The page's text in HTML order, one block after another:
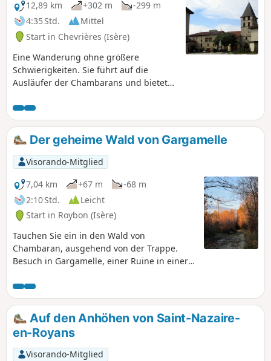
12,89 km +302 m
-299 m
4:35 Std.
Mittel
Start in Chevrières (Isère)
Eine Wanderung ohne größere
Schwierigkeiten. Sie führt auf die
Ausläufer der Chambarans und bietet
den Vercors und einige auf die
Chartreuse. Die Wege sind entweder
breite Schotterwege oder kleine
asphaltierte Straßen.
Der geheime Wald von Gargamelle
Visorando-Mitglied
7,04 km
+67 m
-68 m
2:10 Std.
Leicht
Start in Roybon (Isère)
Tauchen Sie ein in den Wald von
Chambaran, ausgehend von der Trappe.
Besuch in Gargamelle, einer Ruine in einer
nicht da sind, Hirsche oder Rehe zu sehen.
Wandern Sie auf einem Abschnitt des
Jakobswegs in Chambaran. Achtung,
manuelle und veraltete GPS-Daten, siehe
Bewertungen.
Auf den Anhöhen von Saint-Nazaire-
en-Royans
Visorando-Mitglied